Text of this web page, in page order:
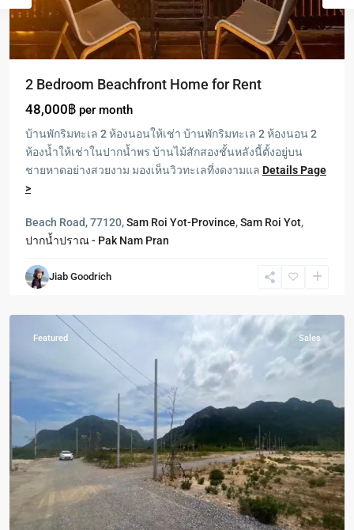
2 Bedroom Beachfront Home for Rent
48,000฿ per month
บ้านพักริมทะเล 2 ห้องนอนให้เช่า บ้านพักริมทะเล 2 ห้องนอน 2
ห้องน้ำให้เช่าในปากน้ำพร บ้านไม้สักสองชั้นหลังนี้ตั้งอยู่บน
ชายหาดอย่างสวยงาม มองเห็นวิวทะเลที่งดงามแล Details Page
>
Beach Road, 77120,Sam Roi Yot-Province,Sam Roi Yot,
ปากน้ำปราณ - Pak Nam Pran
Jiab Goodrich
Sam
Roi
Featured Sales